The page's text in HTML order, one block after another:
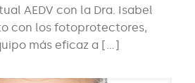
AEDV con la Dra. Isabel
con los fotoprotectores,
más eficaz a […]